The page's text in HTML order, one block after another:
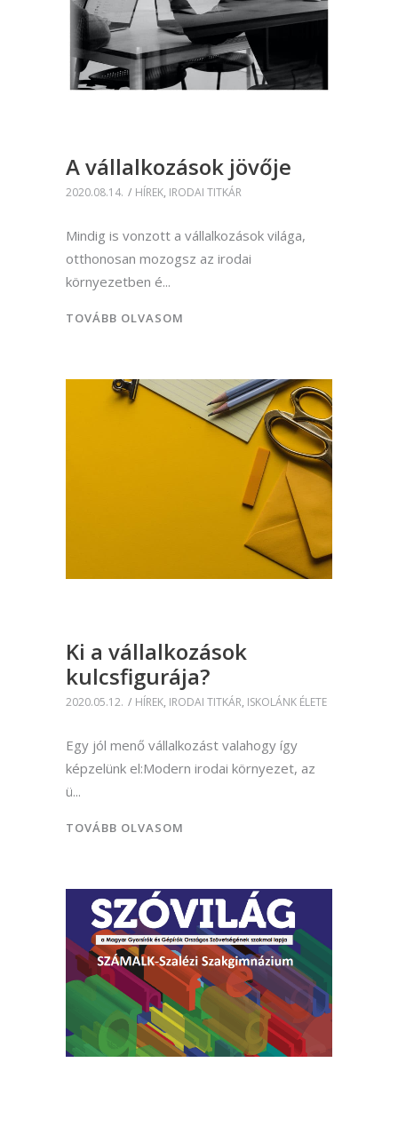
A vállalkozások jövője
2020.08.14. HÍREK, IRODAI TITKÁR
Mindig is vonzott a vállalkozások világa,
otthonosan mozogsz az irodai
környezetben é
TOVÁBB OLVASOM
Ki a vállalkozások
kulcsfigurája?
2020.05.12. HÍREK, IRODAI TITKÁR, ISKOLÁNK ÉLETE
Egy jól menő vállalkozást valahogy így
képzelünk el:Modern irodai környezet, az
ü
TOVÁBB OLVASOM